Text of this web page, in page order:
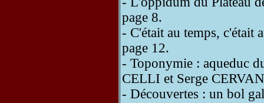
page 8.
- C'était au temps, c'était
page 12.
- Toponymie : aqueduc
CELLI et Serge
- Découvertes : un bol